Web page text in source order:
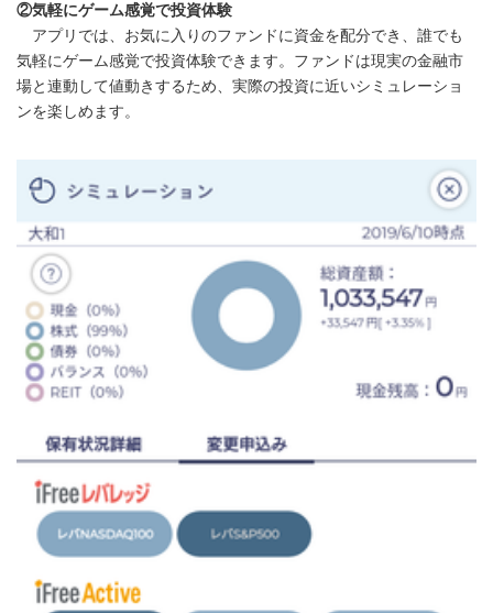
②気軽にゲーム感覚で投資体験
アプリでは、お気に入りのファンドに資金を配分でき、誰でも
気軽にゲーム感覚で投資体験できます。ファンドは現実の金融市
場と連動して値動きするため、実際の投資に近いシミュレーショ
ンを楽しめます。